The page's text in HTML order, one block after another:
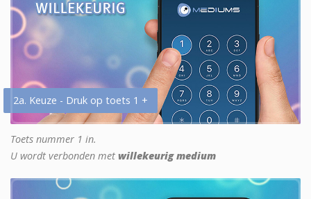
2a. Keuze - Druk op toets 1 +
Toets nummer 1 in.
U wordt verbonden met willekeurig medium